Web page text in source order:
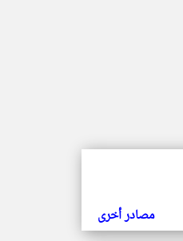
مصادر أخرى